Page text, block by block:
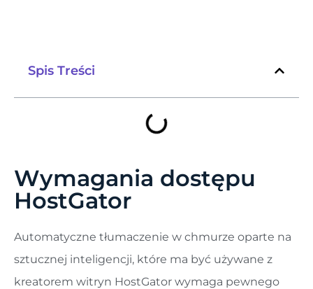
Spis Treści
Wymagania dostępu
HostGator
Automatyczne tłumaczenie w chmurze oparte na
sztucznej inteligencji, które ma być używane z
kreatorem witryn HostGator wymaga pewnego